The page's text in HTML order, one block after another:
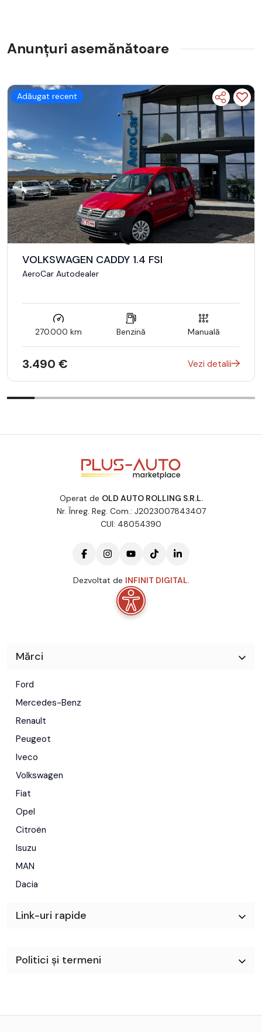
Anunțuri asemănătoare
Adăugat recent
VOLKSWAGEN CADDY 1.4 FSI
AeroCar Autodealer
270.000 km Benzină Manuală
3.490 € Vezi detalii
Operat de OLD AUTO ROLLING S.R.L.
Nr. Înreg. Reg. Com.: J2023007843407
CUI: 48054390
Dezvoltat de INFINIT DIGITAL.
Mărci
Ford
Mercedes-Benz
Renault
Peugeot
Iveco
Volkswagen
Fiat
Opel
Citroën
Isuzu
MAN
Dacia
Link-uri rapide
Politici și termeni